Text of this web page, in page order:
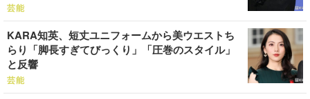
リリース ショップ
芸能
KARA知英、短丈ユニフォームから美ウエストち
らり「脚長すぎてびっくり」「圧巻のスタイル」
と反響
芸能